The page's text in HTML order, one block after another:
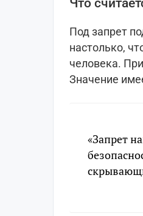
Что
Под запрет
настолько,
человека.
Значение
«Запрет